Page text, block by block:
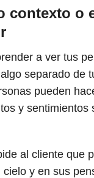
contexto o
a ver tus
separado de
pueden
y sentimientos
al cliente que
cielo y en sus